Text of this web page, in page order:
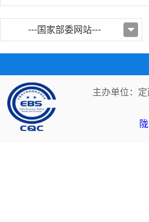
---国家部委网站---
主办单位：